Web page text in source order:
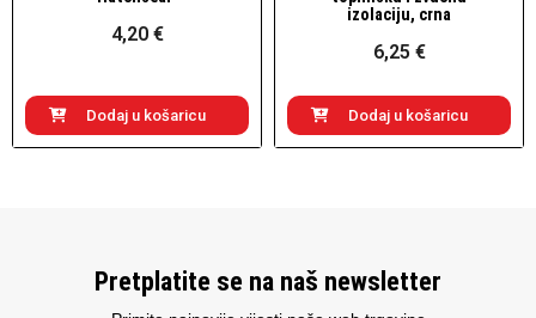
4,20 €
Dodaj u košaricu
izolaciju, crna
6,25 €
Dodaj u košaricu
Pretplatite se na naš newsletter